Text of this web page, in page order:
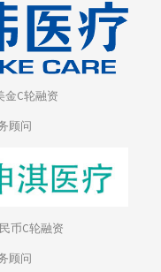
金C轮融资
顾问
币C轮融资
顾问